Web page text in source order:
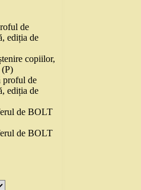
de
ediția de
copiilor,
(P)
proful de
ediția de
de BOLT
de BOLT